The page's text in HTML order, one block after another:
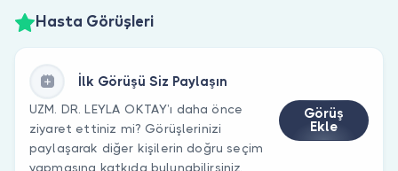
Hasta Görüşleri
İlk Görüşü Siz Paylaşın
UZM. DR. LEYLA OKTAY’ı daha önce
ziyaret ettiniz mi? Görüşlerinizi
paylaşarak diğer kişilerin doğru seçim
yapmasına katkıda bulunabilirsiniz.
Görüş
Ekle